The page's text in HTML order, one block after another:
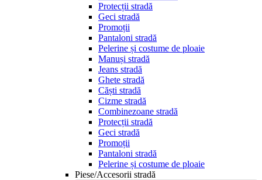
Protecții stradă
Geci stradă
Promoții
Pantaloni stradă
Pelerine și costume de ploaie
Manuși stradă
Jeans stradă
Ghete stradă
Căști stradă
Cizme stradă
Combinezoane stradă
Protecții stradă
Geci stradă
Promoții
Pantaloni stradă
Pelerine și costume de ploaie
Piese/Accesorii stradă